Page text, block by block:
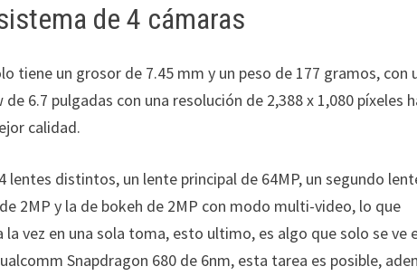
de 4 cámaras
tiene un grosor de 7.45 mm y un peso de 177 gramos, con
6.7 pulgadas con una resolución de 2,388 x 1,080 píxeles
calidad.
distintos, un lente principal de 64MP, un segundo
2MP y la de bokeh de 2MP con modo multi-video, lo que
vez en una sola toma, esto ultimo, es algo que solo se ve
Snapdragon 680 de 6nm, esta tarea es posible,